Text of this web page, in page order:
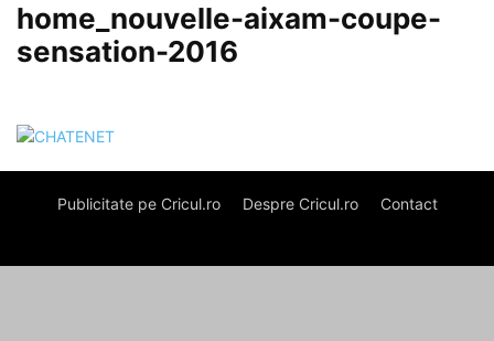
home_nouvelle-aixam-coupe-
sensation-2016
Publicitate pe Cricul.ro Despre Cricul.ro Contact